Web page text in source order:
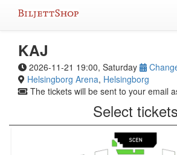
KAJ
2026-11-21 19:00, Saturday
Helsingborg Arena, Helsingborg
The tickets will be sent to your email
Select tickets